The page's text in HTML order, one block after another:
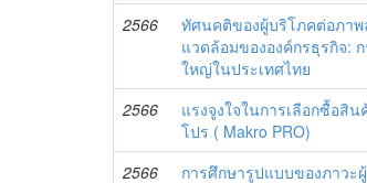
2566
ทัศนคติของผู้บริโภคต่อภา
แวดล้อมขององค์กรธุรกิจ:
ใหญ่ในประเทศไทย
2566
แรงจูงใจในการเลือกซื้อสิ
โปร ( Makro PRO)
2566 การศึกษารูปแบบของภาว